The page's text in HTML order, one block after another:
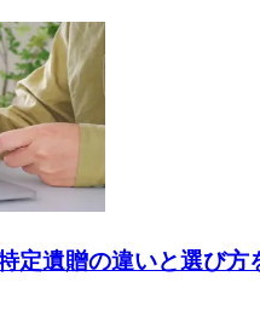
定遺贈の違いと選び方